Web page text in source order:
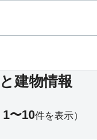
建物情報
1〜10件を表示）